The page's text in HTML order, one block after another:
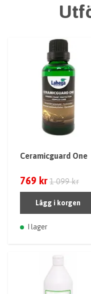
Ceramicguard One
769 kr 1 099 kr
Lägg i korgen
I lager